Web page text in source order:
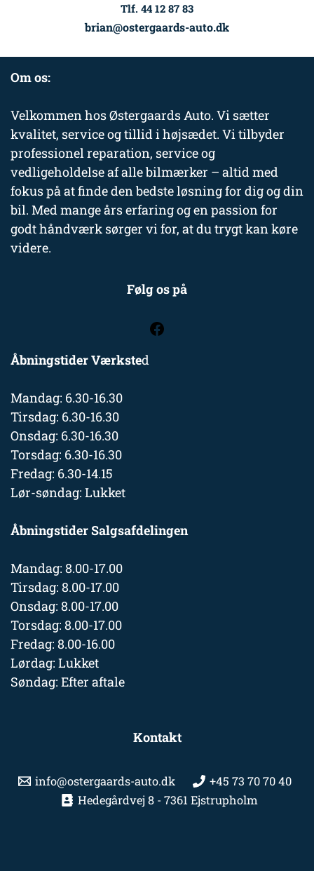
Tlf. 44 12 87 83
brian@ostergaards-auto.dk
Om os:
Velkommen hos Østergaards Auto. Vi sætter
kvalitet, service og tillid i højsædet. Vi tilbyder
professionel reparation, service og
vedligeholdelse af alle bilmærker – altid med
fokus på at finde den bedste løsning for dig og din
bil. Med mange års erfaring og en passion for
godt håndværk sørger vi for, at du trygt kan køre
videre.
Følg os på
Åbningstider Værksted
Mandag: 6.30-16.30
Tirsdag: 6.30-16.30
Onsdag: 6.30-16.30
Torsdag: 6.30-16.30
Fredag: 6.30-14.15
Lør-søndag: Lukket
Åbningstider Salgsafdelingen
Mandag: 8.00-17.00
Tirsdag: 8.00-17.00
Onsdag: 8.00-17.00
Torsdag: 8.00-17.00
Fredag: 8.00-16.00
Lørdag: Lukket
Søndag: Efter aftale
Kontakt
info@ostergaards-auto.dk
+45 73 70 70 40
Hedegårdvej 8 - 7361 Ejstrupholm